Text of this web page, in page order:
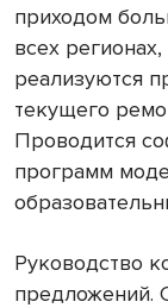
приходом
всех
реализуются
текущего
Проводится
программ
Руководство
предложений.